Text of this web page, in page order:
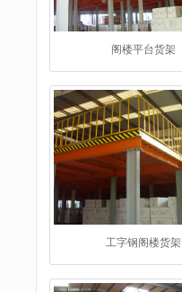
工字钢阁楼货架